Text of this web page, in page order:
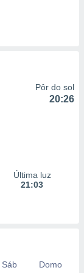
Pôr do sol
20:26
Última luz
21:03
Sáb
Domo